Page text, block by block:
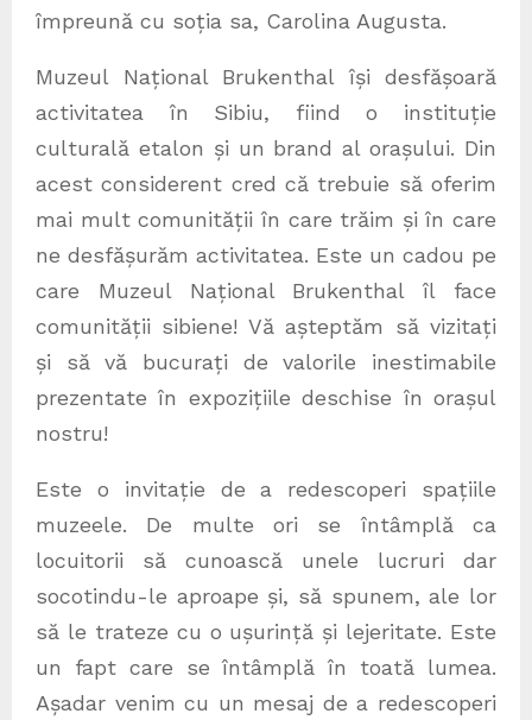
împreună cu soția sa, Carolina Augusta.
Muzeul Național Brukenthal își desfășoară
activitatea în Sibiu, fiind o instituție
culturală etalon și un brand al orașului. Din
acest considerent cred că trebuie să oferim
mai mult comunității în care trăim și în care
ne desfășurăm activitatea. Este un cadou pe
care Muzeul Național Brukenthal îl face
comunității sibiene! Vă așteptăm să vizitați
și să vă bucurați de valorile inestimabile
prezentate în expozițiile deschise în orașul
nostru!
Este o invitație de a redescoperi spațiile
muzeele. De multe ori se întâmplă ca
locuitorii să cunoască unele lucruri dar
socotindu-le aproape și, să spunem, ale lor
să le trateze cu o ușurință și lejeritate. Este
un fapt care se întâmplă în toată lumea.
Așadar venim cu un mesaj de a redescoperi